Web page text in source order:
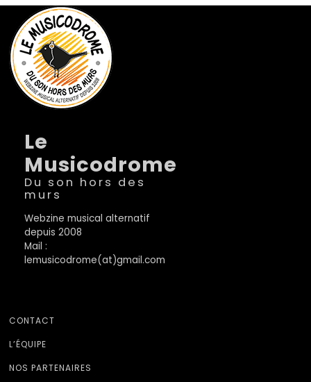
Le
Musicodrome
Du son hors des
murs
Webzine musical alternatif
depuis 2008
Mail :
lemusicodrome(at)gmail.com
CONTACT
L’ÉQUIPE
NOS PARTENAIRES